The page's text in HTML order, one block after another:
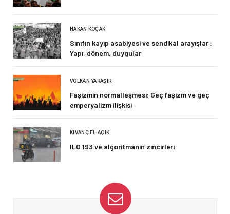
HAKAN KOÇAK
Sınıfın kayıp asabiyesi ve sendikal arayışlar :
Yapı, dönem, duygular
VOLKAN YARAŞIR
Faşizmin normalleşmesi: Geç faşizm ve geç
emperyalizm ilişkisi
KIVANÇ ELIAÇIK
ILO 193 ve algoritmanın zincirleri